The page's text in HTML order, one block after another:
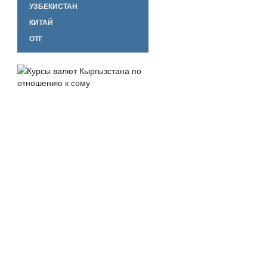
УЗБЕКИСТАН
КИТАЙ
ОТГ